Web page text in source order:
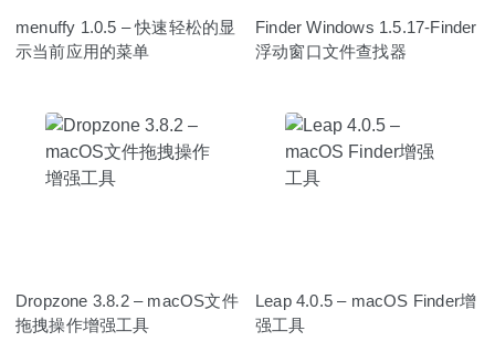
menuffy 1.0.5 – 快速轻松的显
示当前应用的菜单
Finder Windows 1.5.17-Finder
浮动窗口文件查找器
Dropzone 3.8.2 – macOS文件
拖拽操作增强工具
Leap 4.0.5 – macOS Finder增
强工具